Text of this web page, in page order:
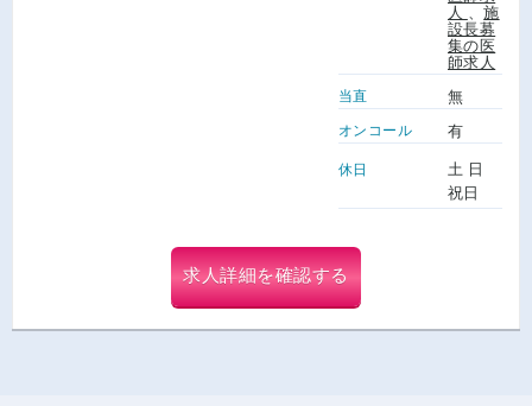
人
、施
設長募
集の医
師求人
当直 無
オンコール 有
休日
土 日
祝日
求人詳細を確認する